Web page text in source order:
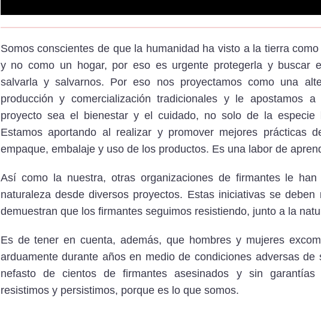
Somos conscientes de que la humanidad ha visto a la tierra
y no como un hogar, por eso es urgente protegerla y buscar
salvarla y salvarnos. Por eso nos proyectamos como una
producción y comercialización tradicionales y le apostamos
proyecto sea el bienestar y el cuidado, no solo de la especie
Estamos aportando al realizar y promover mejores prácticas
empaque, embalaje y uso de los productos. Es una labor de
Así como la nuestra, otras organizaciones de firmantes le
naturaleza desde diversos proyectos. Estas iniciativas se
demuestran que los firmantes seguimos resistiendo, junto a la
Es de tener en cuenta, además, que hombres y mujeres
arduamente durante años en medio de condiciones adversas de
nefasto de cientos de firmantes asesinados y sin
resistimos y persistimos, porque es lo que somos.